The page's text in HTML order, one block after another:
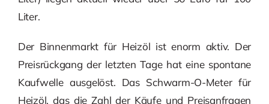
Liter.
Der Binnenmarkt für Heizöl ist enorm aktiv. Der
Preisrückgang der letzten Tage hat eine spontane
Kaufwelle ausgelöst. Das Schwarm-O-Meter für
Heizöl, das die Zahl der Käufe und Preisanfragen